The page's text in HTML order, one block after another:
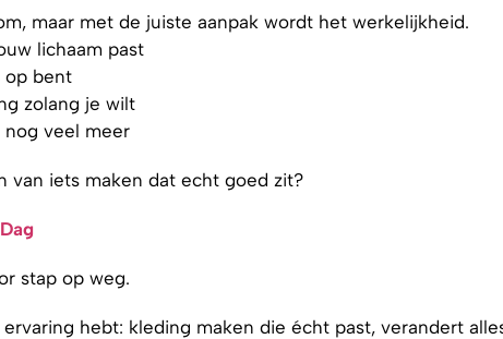
maar met de juiste aanpak wordt het werkelijkheid.
lichaam past
op bent
zolang je wilt
veel meer
van iets maken dat echt goed zit?
stap op weg.
hebt: kleding maken die écht past, verandert